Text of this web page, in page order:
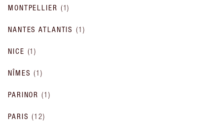
MONTPELLIER (1)
NANTES ATLANTIS (1 )
NICE (1)
NÎMES (1)
PARINOR (1 )
PARIS (12)